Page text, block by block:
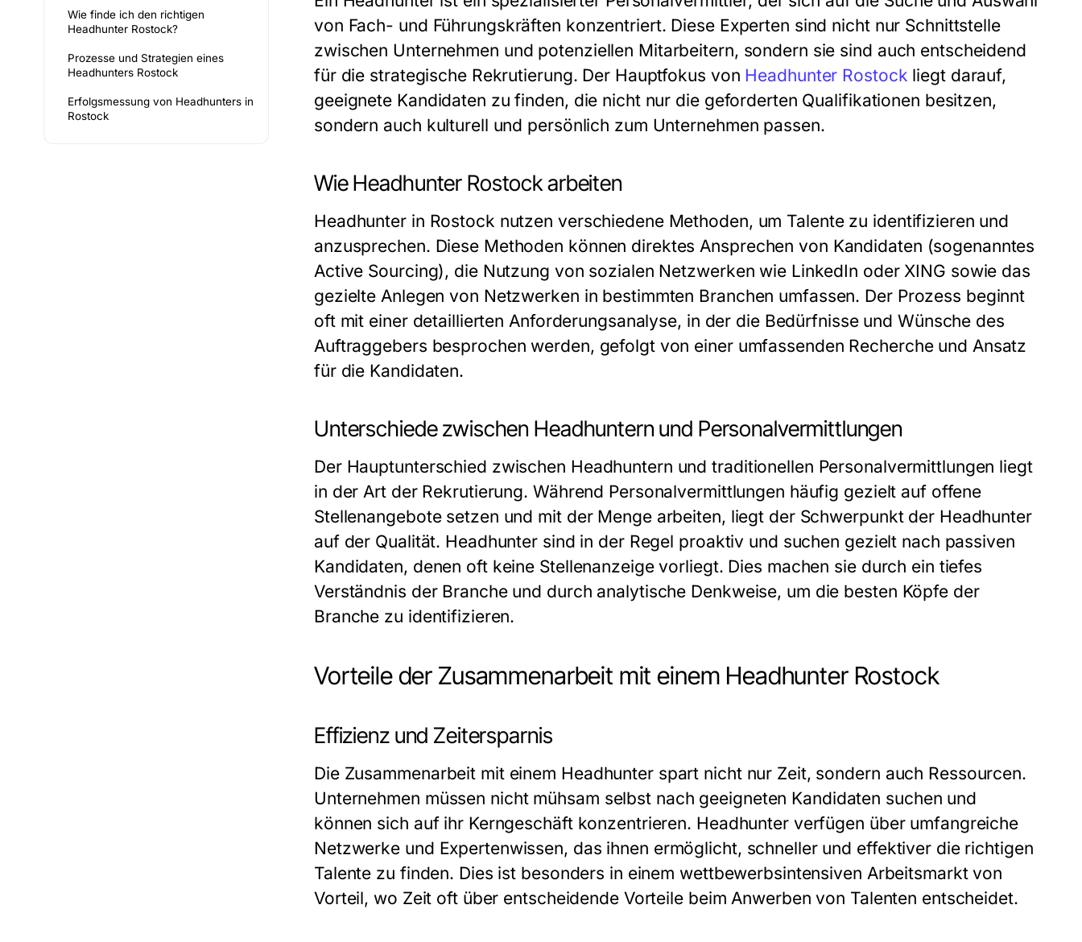
Wie finde ich den richtigen
Headhunter Rostock?
Prozesse und Strategien eines
Headhunters Rostock
Erfolgsmessung von Headhunters in
Rostock
von Fach- und Führungskräften konzentriert. Diese Experten sind nicht nur Schnittstelle
zwischen Unternehmen und potenziellen Mitarbeitern, sondern sie sind auch entscheidend
für die strategische Rekrutierung. Der Hauptfokus von Headhunter Rostock liegt darauf,
geeignete Kandidaten zu finden, die nicht nur die geforderten Qualifikationen besitzen,
sondern auch kulturell und persönlich zum Unternehmen passen.
Wie Headhunter Rostock arbeiten
Headhunter in Rostock nutzen verschiedene Methoden, um Talente zu identifizieren und
anzusprechen. Diese Methoden können direktes Ansprechen von Kandidaten (sogenanntes
Active Sourcing), die Nutzung von sozialen Netzwerken wie LinkedIn oder XING sowie das
gezielte Anlegen von Netzwerken in bestimmten Branchen umfassen. Der Prozess beginnt
oft mit einer detaillierten Anforderungsanalyse, in der die Bedürfnisse und Wünsche des
Auftraggebers besprochen werden, gefolgt von einer umfassenden Recherche und Ansatz
für die Kandidaten.
Unterschiede zwischen Headhuntern und Personalvermittlungen
Der Hauptunterschied zwischen Headhuntern und traditionellen Personalvermittlungen liegt
in der Art der Rekrutierung. Während Personalvermittlungen häufig gezielt auf offene
Stellenangebote setzen und mit der Menge arbeiten, liegt der Schwerpunkt der Headhunter
auf der Qualität. Headhunter sind in der Regel proaktiv und suchen gezielt nach passiven
Kandidaten, denen oft keine Stellenanzeige vorliegt. Dies machen sie durch ein tiefes
Verständnis der Branche und durch analytische Denkweise, um die besten Köpfe der
Branche zu identifizieren.
Vorteile der Zusammenarbeit mit einem Headhunter Rostock
Effizienz und Zeitersparnis
Die Zusammenarbeit mit einem Headhunter spart nicht nur Zeit, sondern auch Ressourcen.
Unternehmen müssen nicht mühsam selbst nach geeigneten Kandidaten suchen und
können sich auf ihr Kerngeschäft konzentrieren. Headhunter verfügen über umfangreiche
Netzwerke und Expertenwissen, das ihnen ermöglicht, schneller und effektiver die richtigen
Talente zu finden. Dies ist besonders in einem wettbewerbsintensiven Arbeitsmarkt von
Vorteil, wo Zeit oft über entscheidende Vorteile beim Anwerben von Talenten entscheidet.